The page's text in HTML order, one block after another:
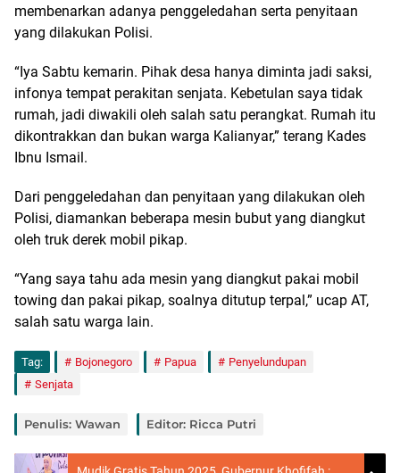
membenarkan adanya penggeledahan serta penyitaan
yang dilakukan Polisi.
“Iya Sabtu kemarin. Pihak desa hanya diminta jadi saksi,
infonya tempat perakitan senjata. Kebetulan saya tidak
rumah, jadi diwakili oleh salah satu perangkat. Rumah itu
dikontrakkan dan bukan warga Kalianyar,” terang Kades
Ibnu Ismail.
Dari penggeledahan dan penyitaan yang dilakukan oleh
Polisi, diamankan beberapa mesin bubut yang diangkut
oleh truk derek mobil pikap.
“Yang saya tahu ada mesin yang diangkut pakai mobil
towing dan pakai pikap, soalnya ditutup terpal,” ucap AT,
salah satu warga lain.
Tag: Bojonegoro Papua
Penyelundupan
Senjata
Penulis: Wawan Editor: Ricca Putri